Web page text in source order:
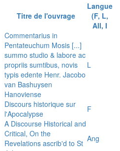
Titre de l'ouvrage
Langue
(F, L,
All, I
Commentarius in
Pentateuchum Mosis [...]
summo studio & labore ac
propriis sumtibus, novis
typis edente Henr. Jacobo
van Bashuysen
Hanoviense
L
Discours historique sur
l'Apocalypse
F
A Discourse Historical and
Critical, On the
Revelations ascrib'd to St Ang